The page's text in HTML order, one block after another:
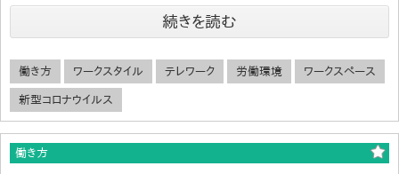
続きを読む
働き方 ワークスタイル テレワーク 労働環境 ワークスペース
新型コロナウイルス
働き方